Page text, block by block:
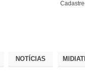
NOTÍCIAS